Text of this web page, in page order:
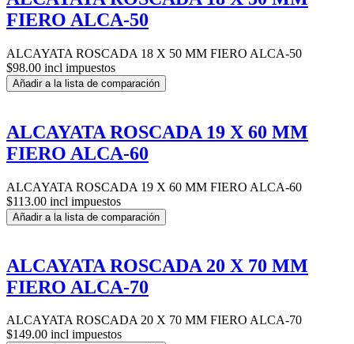
FIERO ALCA-50
ALCAYATA ROSCADA 18 X 50 MM FIERO ALCA-50
$98.00 incl impuestos
Añadir a la lista de comparación
ALCAYATA ROSCADA 19 X 60 MM
FIERO ALCA-60
ALCAYATA ROSCADA 19 X 60 MM FIERO ALCA-60
$113.00 incl impuestos
Añadir a la lista de comparación
ALCAYATA ROSCADA 20 X 70 MM
FIERO ALCA-70
ALCAYATA ROSCADA 20 X 70 MM FIERO ALCA-70
$149.00 incl impuestos